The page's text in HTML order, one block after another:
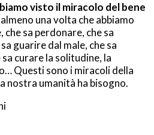
visto il miracolo del bene
una volta che abbiamo
sa perdonare, che sa
guarire dal male, che sa
curare la solitudine, la
Questi sono i miracoli della
nostra umanità ha bisogno.